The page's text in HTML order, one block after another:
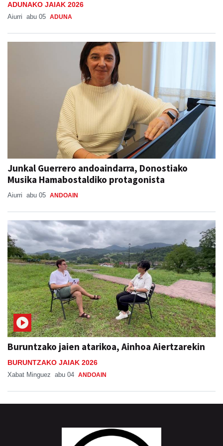
ADUNAKO JAIAK 2026
Aiurri abu 05 ADUNA
Junkal Guerrero andoaindarra, Donostiako
Musika Hamabostaldiko protagonista
Aiurri abu 05 ANDOAIN
Buruntzako jaien atarikoa, Ainhoa Aiertzarekin
BURUNTZAKO JAIAK 2026
Xabat Minguez abu 04 ANDOAIN